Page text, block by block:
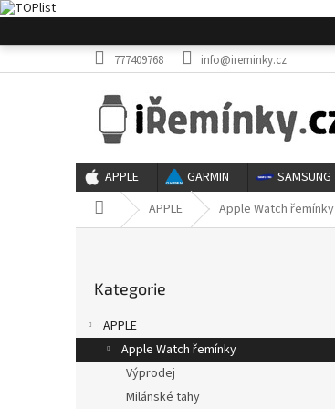
na
777409768 info@ireminky.cz
APPLE GARMIN SAMSUNG
Domů APPLE Apple Watch řemínky
a
n
kategorie
Kategorie
APPLE
Apple Watch řemínky
Výprodej
Milánské tahy